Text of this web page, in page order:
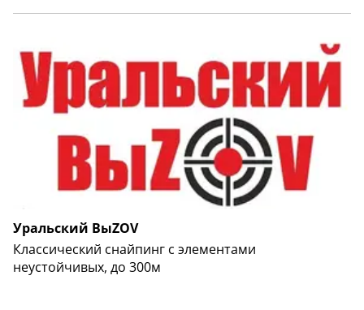
Уральский ВыZOV
Классический снайпинг с элементами
неустойчивых, до 300м